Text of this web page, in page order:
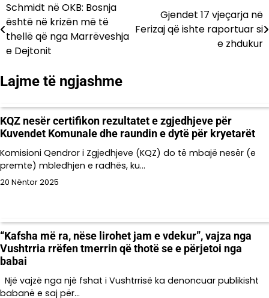
Lëvizje
te
postimet
Schmidt në OKB: Bosnja
është në krizën më të
thellë që nga Marrëveshja
e Dejtonit
Gjendet 17 vjeçarja në
Ferizaj që ishte raportuar si
e zhdukur
Lajme të ngjashme
KQZ nesër certifikon rezultatet e zgjedhjeve për
Kuvendet Komunale dhe raundin e dytë për kryetarët
Komisioni Qendror i Zgjedhjeve (KQZ) do të mbajë nesër (e
premte) mbledhjen e radhës, ku…
20 Nëntor 2025
“Kafsha më ra, nëse lirohet jam e vdekur”, vajza nga
Vushtrria rrëfen tmerrin që thotë se e përjetoi nga
babai
Një vajzë nga një fshat i Vushtrrisë ka denoncuar publikisht
babanë e saj për…